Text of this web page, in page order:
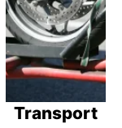
Transport